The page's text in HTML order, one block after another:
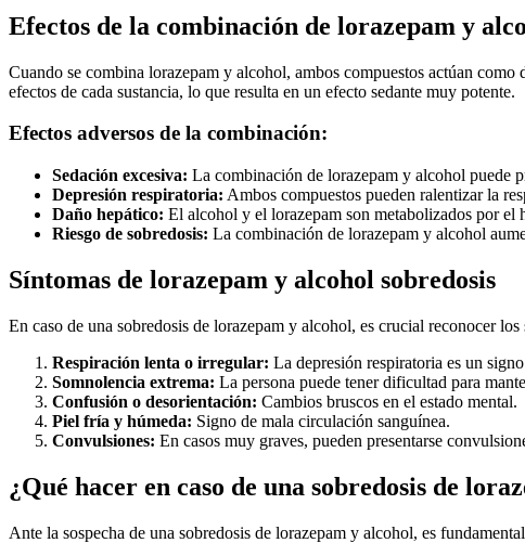
Efectos de la combinación de lorazepam y
Cuando se combina lorazepam y alcohol, ambos compuestos actúan
efectos de cada sustancia, lo que resulta en un efecto sedante muy potente.
Efectos adversos de la combinación:
Sedación excesiva: La combinación de lorazepam y alcohol puede
Depresión respiratoria: Ambos compuestos pueden ralentizar la
Daño hepático: El alcohol y el lorazepam son metabolizados por el
Riesgo de sobredosis: La combinación de lorazepam y alcohol
Síntomas de lorazepam y alcohol sobredosis
En caso de una sobredosis de lorazepam y alcohol, es crucial reconocer
Respiración lenta o irregular: La depresión respiratoria es un
Somnolencia extrema: La persona puede tener dificultad para
Confusión o desorientación: Cambios bruscos en el estado mental.
Piel fría y húmeda: Signo de mala circulación sanguínea.
Convulsiones: En casos muy graves, pueden presentarse
¿Qué hacer en caso de una sobredosis de
Ante la sospecha de una sobredosis de lorazepam y alcohol, es